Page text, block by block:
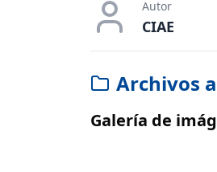
Autor
CIAE
Archivos
Galería de